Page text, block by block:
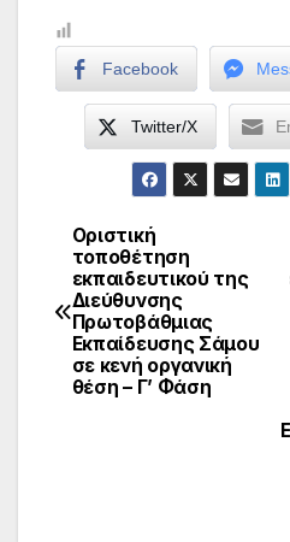
Facebook
Twitter/X
Πλοήγηση
άρθρων
Οριστική
τοποθέτηση
εκπαιδευτικού της
Διεύθυνσης
Πρωτοβάθμιας
Εκπαίδευσης Σάμου
σε κενή οργανική
θέση – Γ’ Φάση